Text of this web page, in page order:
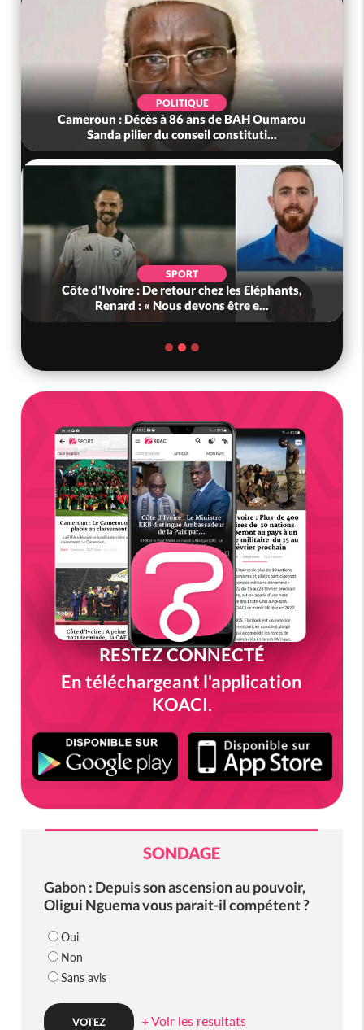
POLITIQUE
Cameroun : Décès à 86 ans de BAH Oumarou
Sanda pilier du conseil constituti...
SPORT
Côte d'Ivoire : De retour chez les Eléphants,
Renard : « Nous devons être e...
RESTEZ CONNECTÉ
En téléchargeant l'application
KOACI.
SONDAGE
Gabon : Depuis son ascension au pouvoir,
Oligui Nguema vous parait-il compétent ?
Oui
Non
Sans avis
+ Voir les resultats